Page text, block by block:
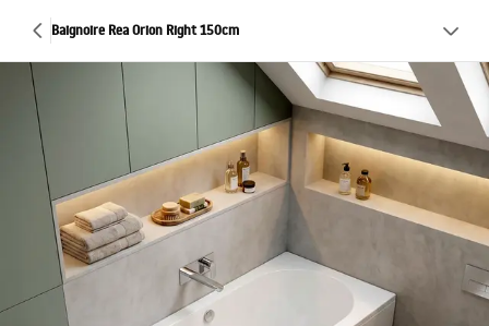
Baignoire Rea Orion Right 150cm